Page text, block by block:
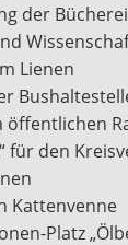
der Bücherei
Lienen
öffentlichen
für den
Kattenvenne
Platz